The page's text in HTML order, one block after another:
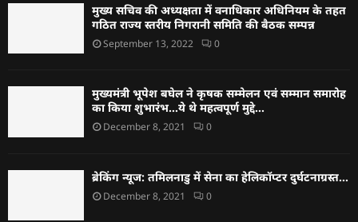
मुख्य सचिव की अध्यक्षता में वनाधिकार अधिनियम के तहत
गठित राज्य स्तरीय निगरानी समिति की बैठक सम्पन्न
September 13, 2022 0
मुख्यमंत्री भूपेश बघेल ने कृषक सम्मेलन एवं सम्मान समारोह
का किया शुभारंभ…ये थे महत्वपूर्ण मुद्दे…
December 8, 2021 0
ब्रेकिंग न्यूज: तमिलनाडु में सेना का हेलिकॉप्टर दुर्घटनाग्रस्त…
December 8, 2021 0